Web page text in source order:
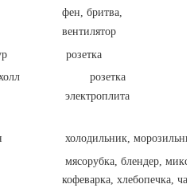
розетка
электроплита
морозильник,
блендер, миксер,
хлебопечка,